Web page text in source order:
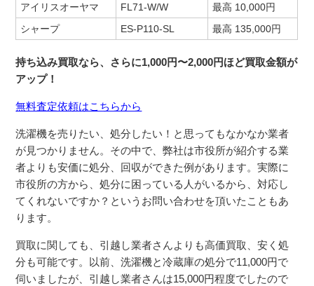
アイリスオーヤマ
FL71-W/W
最高 10,000円
シャープ
ES-P110-SL 最高 135,000円
持ち込み買取なら、さらに1,000円〜2,000円ほど買取金額が
アップ！
無料査定依頼はこちらから
洗濯機を売りたい、処分したい！と思ってもなかなか業者
が見つかりません。その中で、弊社は市役所が紹介する業
者よりも安価に処分、回収ができた例があります。実際に
市役所の方から、処分に困っている人がいるから、対応し
てくれないですか？というお問い合わせを頂いたこともあ
ります。
買取に関しても、引越し業者さんよりも高価買取、安く処
分も可能です。以前、洗濯機と冷蔵庫の処分で11,000円で
伺いましたが、引越し業者さんは15,000円程度でしたので